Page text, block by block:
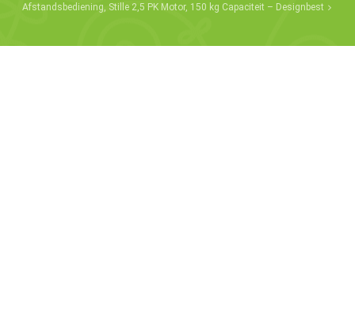
Afstandsbediening, Stille 2,5 PK Motor, 150 kg Capaciteit – Designbest